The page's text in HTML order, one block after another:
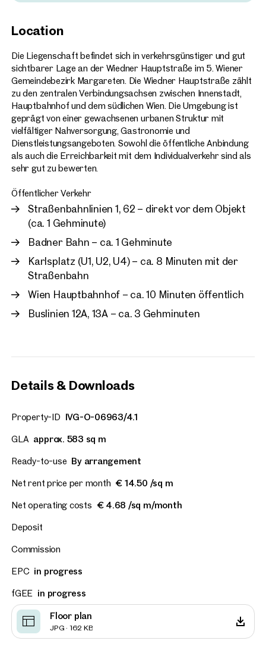
Location
Die Liegenschaft befindet sich in verkehrsgünstiger und gut
sichtbarer Lage an der Wiedner Hauptstraße im 5. Wiener
Gemeindebezirk Margareten. Die Wiedner Hauptstraße zählt
zu den zentralen Verbindungsachsen zwischen Innenstadt,
Hauptbahnhof und dem südlichen Wien. Die Umgebung ist
geprägt von einer gewachsenen urbanen Struktur mit
vielfältiger Nahversorgung, Gastronomie und
Dienstleistungsangeboten. Sowohl die öffentliche Anbindung
als auch die Erreichbarkeit mit dem Individualverkehr sind als
sehr gut zu bewerten.
Öffentlicher Verkehr
Straßenbahnlinien 1, 62 – direkt vor dem Objekt
(ca. 1 Gehminute)
Badner Bahn – ca. 1 Gehminute
Karlsplatz (U1, U2, U4) – ca. 8 Minuten mit der
Straßenbahn
Wien Hauptbahnhof – ca. 10 Minuten öffentlich
Buslinien 12A, 13A – ca. 3 Gehminuten
Details & Downloads
Property-ID IVG-O-06963/4.1
GLA approx. 583 sq m
Ready-to-use By arrangement
Net rent price per month € 14.50 /sq m
Net operating costs € 4.68 /sq m/month
Deposit
Commission
EPC in progress
fGEE in progress
Floor plan
JPG · 162 KB
approx. 398 sq m gross
Available By arrangement
€ 16.50 /sq m/month net